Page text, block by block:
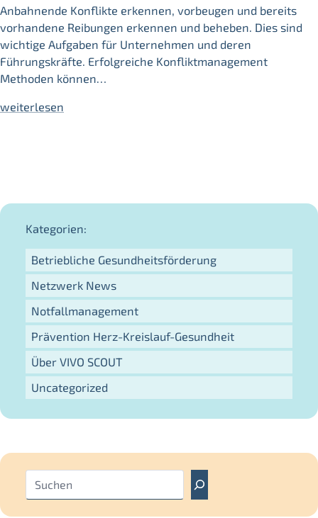
Anbahnende Konflikte erkennen, vorbeugen und bereits
vorhandene Reibungen erkennen und beheben. Dies sind
wichtige Aufgaben für Unternehmen und deren
Führungskräfte. Erfolgreiche Konfliktmanagement
Methoden können…
weiterlesen
Kategorien:
Betriebliche Gesundheitsförderung
Netzwerk News
Notfallmanagement
Prävention Herz-Kreislauf-Gesundheit
Über VIVO SCOUT
Uncategorized